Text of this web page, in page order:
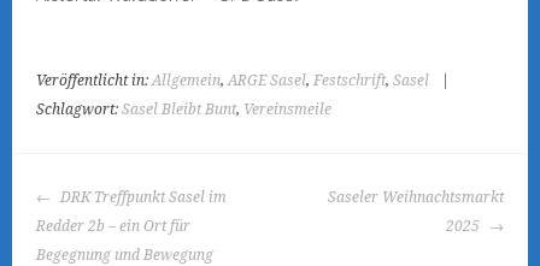
Veröffentlicht in:Allgemein,ARGE Sasel,Festschrift,Sasel
Schlagwort:Sasel Bleibt Bunt, Vereinsmeile
BEITRAGS-
NAVIGATION
DRK Treffpunkt Sasel im
Redder 2b – ein Ort für
Begegnung und Bewegung
Saseler Weihnachtsmarkt
2025